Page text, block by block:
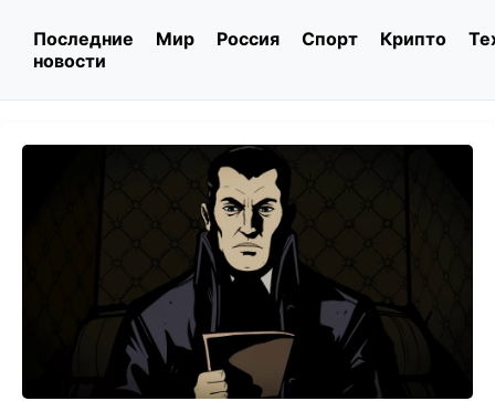
Последние
новости
Мир Россия Спорт Крипто